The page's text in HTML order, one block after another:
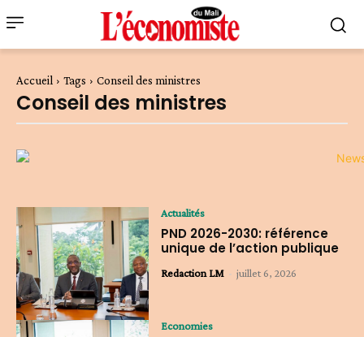
Accueil Tags Conseil des ministres
Conseil des ministres
Actualités
PND 2026-2030: référence
unique de l’action publique
Redaction LM - juillet 6, 2026
Economies